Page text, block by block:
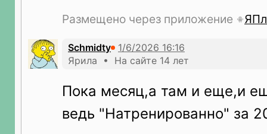
Размещено через приложение
Schmidty
Ярила • На сайте 14 лет
Пока месяц,а там и еще,и
ведь "Натренированно" за